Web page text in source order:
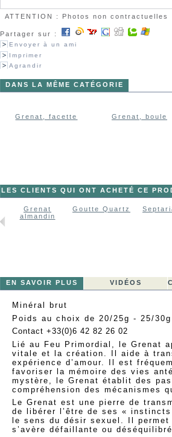
ATTENTION : Photos non contractuelles
Partager sur :
Envoyer à un ami
Imprimer
Agrandir
DANS LA MÊME CATÉGORIE
Grenat, facette Grenat, boule
LES CLIENTS QUI ONT ACHETÉ CE
Grenat
almandin
Goutte Quartz
EN SAVOIR PLUS VIDÉOS
Minéral brut
Poids au choix de 20/25g - 25/
Contact +33(0)6 42 82 26 02
Lié au Feu Primordial, le Grenat
vitale et la création. Il aide à
expérience d’amour. Il
est
favoriser la mémoire des vies
mystère, le Grenat établit des
compréhension des mécanismes
Le Grenat est une pierre de
de libérer l’être de ses «
le sens du désir sexuel. Il
s’avère défaillante ou